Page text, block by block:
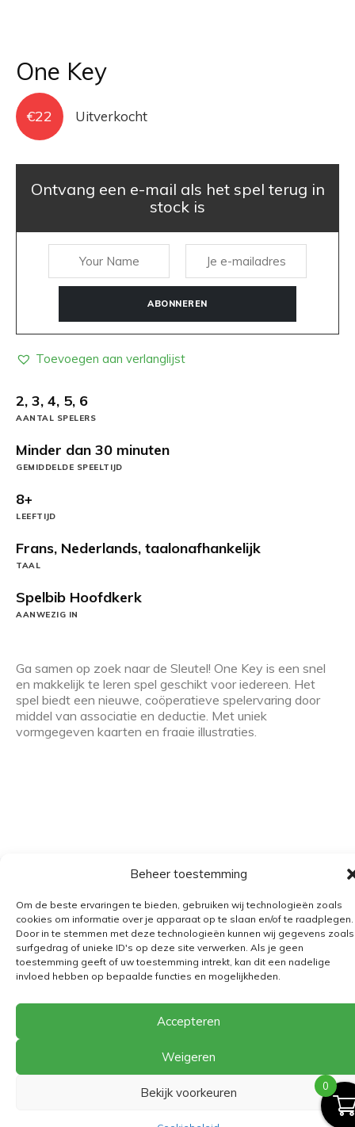
Beheer toestemming
Om de beste ervaringen te bieden, gebruiken wij technologieën zoals
cookies om informatie over je apparaat op te slaan en/of te raadplegen.
Door in te stemmen met deze technologieën kunnen wij gegevens zoals
surfgedrag of unieke ID's op deze site verwerken. Als je geen
toestemming geeft of uw toestemming intrekt, kan dit een nadelige
invloed hebben op bepaalde functies en mogelijkheden.
Accepteren
Weigeren
Bekijk voorkeuren
One Key
€22 Uitverkocht
Ontvang een e-mail als het spel terug in
stock is
ABONNEREN
Toevoegen aan verlanglijst
2, 3, 4, 5, 6
AANTAL SPELERS
Minder dan 30 minuten
GEMIDDELDE SPEELTIJD
8+
LEEFTIJD
Frans, Nederlands, taalonafhankelijk
TAAL
Spelbib Hoofdkerk
AANWEZIG IN
Ga samen op zoek naar de Sleutel! One Key is een snel
en makkelijk te leren spel geschikt voor iedereen. Het
spel biedt een nieuwe, coöperatieve spelervaring door
middel van associatie en deductie. Met uniek
vormgegeven kaarten en fraaie illustraties.
Verzending
Retourbeleid
BE 0682.845.059
The Playground
0